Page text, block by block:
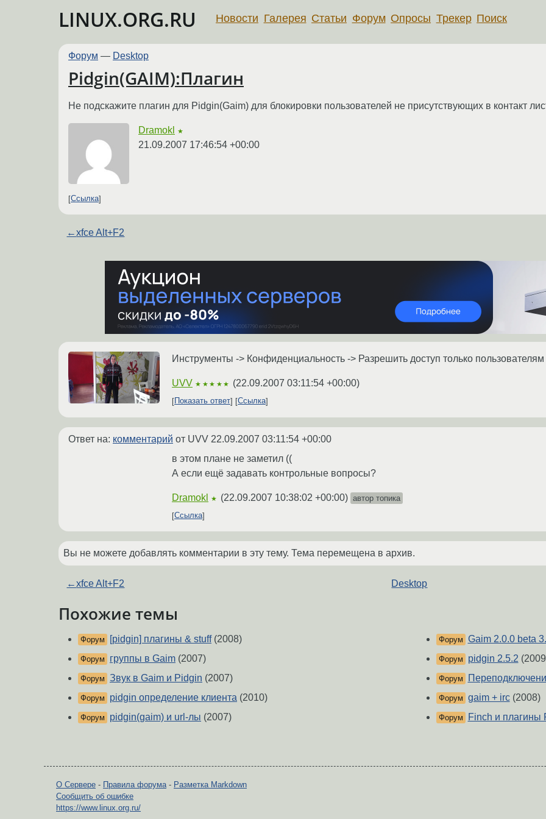
LINUX.ORG.RU Новости Галерея Статьи Форум Опросы Трекер Поиск
Форум — Desktop
Pidgin(GAIM):Плагин
Не подскажите плагин для Pidgin(Gaim) для блокировки пользователей не присутствующих в контакт
Dramokl ★
21.09.2007 17:46:54 +00:00
Ссылка
←xfce Alt+F2
Инструменты -> Конфиденциальность -> Разрешить доступ только
UVV ★★★★★ (22.09.2007 03:11:54 +00:00)
Показать ответ Ссылка
Ответ на: комментарий от UVV 22.09.2007 03:11:54 +00:00
в этом плане не заметил ((
А если ещё задавать контрольные вопросы?
Dramokl ★ (22.09.2007 10:38:02 +00:00) автор топика
Ссылка
Вы не можете добавлять комментарии в эту тему. Тема перемещена в архив.
←xfce Alt+F2 Desktop
Похожие темы
Форум [pidgin] плагины & stuff(2008)
Форум группы в Gaim (2007)
Форум Звук в Gaim и Pidgin (2007)
Форум pidgin определение клиента (2010)
Форум pidgin(gaim) и url-лы (2007)
Форум Gaim 2.0.0 beta
Форум pidgin 2.5.2
Форум
Форум gaim + irc(2008)
Форум Finch и плагины
О Сервере - Правила форума- Разметка Markdown
Сообщить об ошибке
https://www.linux.org.ru/